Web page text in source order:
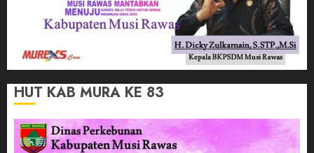
HUT KAB MURA KE 83